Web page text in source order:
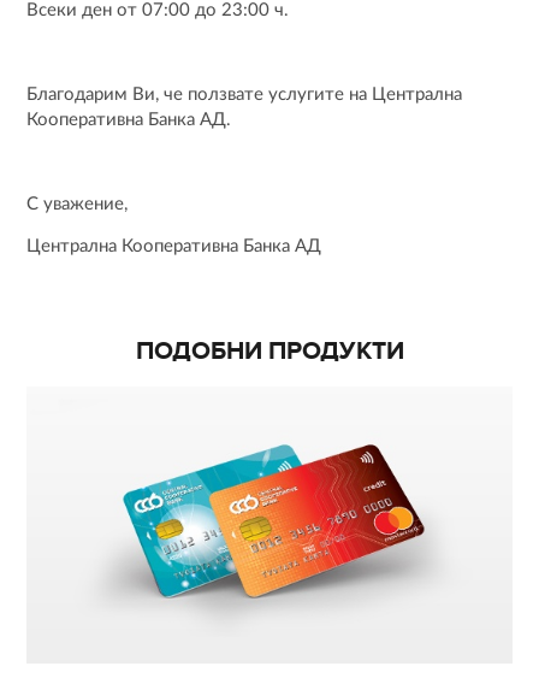
Всеки ден от 07:00 до 23:00 ч.
Благодарим Ви, че ползвате услугите на Централна
Кооперативна Банка АД.
С уважение,
Централна Кооперативна Банка АД
ПОДОБНИ ПРОДУКТИ